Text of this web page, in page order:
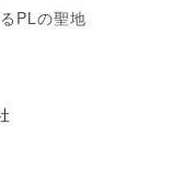
PLの聖地